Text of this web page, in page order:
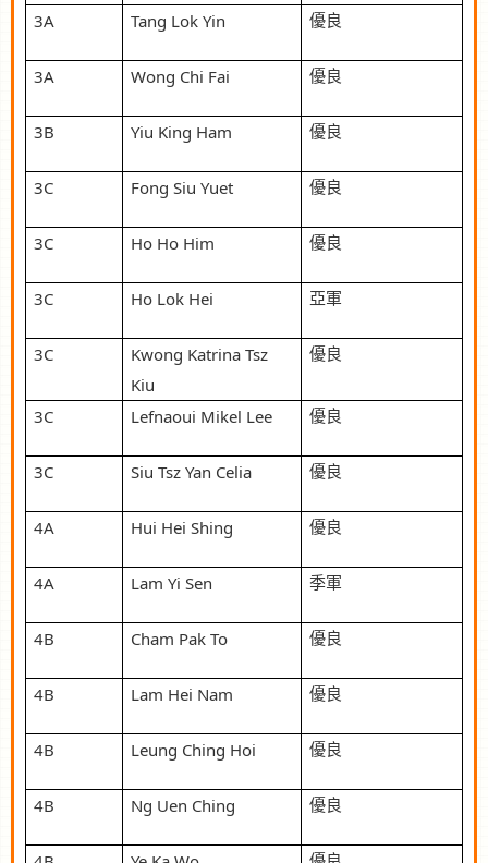
3A Tang Lok Yin 優良
3A Wong Chi Fai 優良
3B Yiu King Ham 優良
3C Fong Siu Yuet 優良
3C Ho Ho Him 優良
3C Ho Lok Hei 亞軍
3C
Kwong Katrina Tsz
Kiu
優良
3C Lefnaoui Mikel Lee 優良
3C Siu Tsz Yan Celia 優良
4A Hui Hei Shing 優良
4A Lam Yi Sen 季軍
4B Cham Pak To 優良
4B Lam Hei Nam 優良
4B Leung Ching Hoi 優良
4B Ng Uen Ching 優良